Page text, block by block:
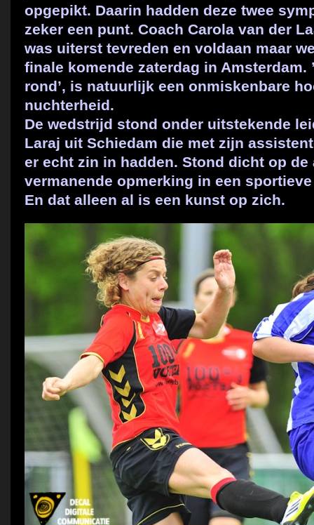
opgepikt. Daarin hadden deze twee
zeker een punt. Coach Carola van der
was uiterst tevreden en voldaan maar
finale komende zaterdag in Amsterdam.
rond’, is natuurlijk een onmiskenbare
nuchterheid.
De wedstrijd stond onder uitstekende
Laraj uit Schiedam die met zijn
er echt zin in hadden. Stond dicht op de
vermanende opmerking in een
En dat alleen al is een kunst op zich.